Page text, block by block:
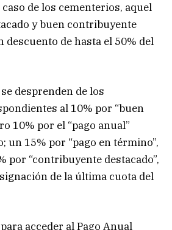
de los cementerios, aquel
y buen contribuyente
descuento de hasta el 50% del
desprenden de los
al 10% por “buen
10% por el “pago anual”
un 15% por “pago en término”,
por “contribuyente destacado”,
de la última cuota del
acceder al Pago Anual